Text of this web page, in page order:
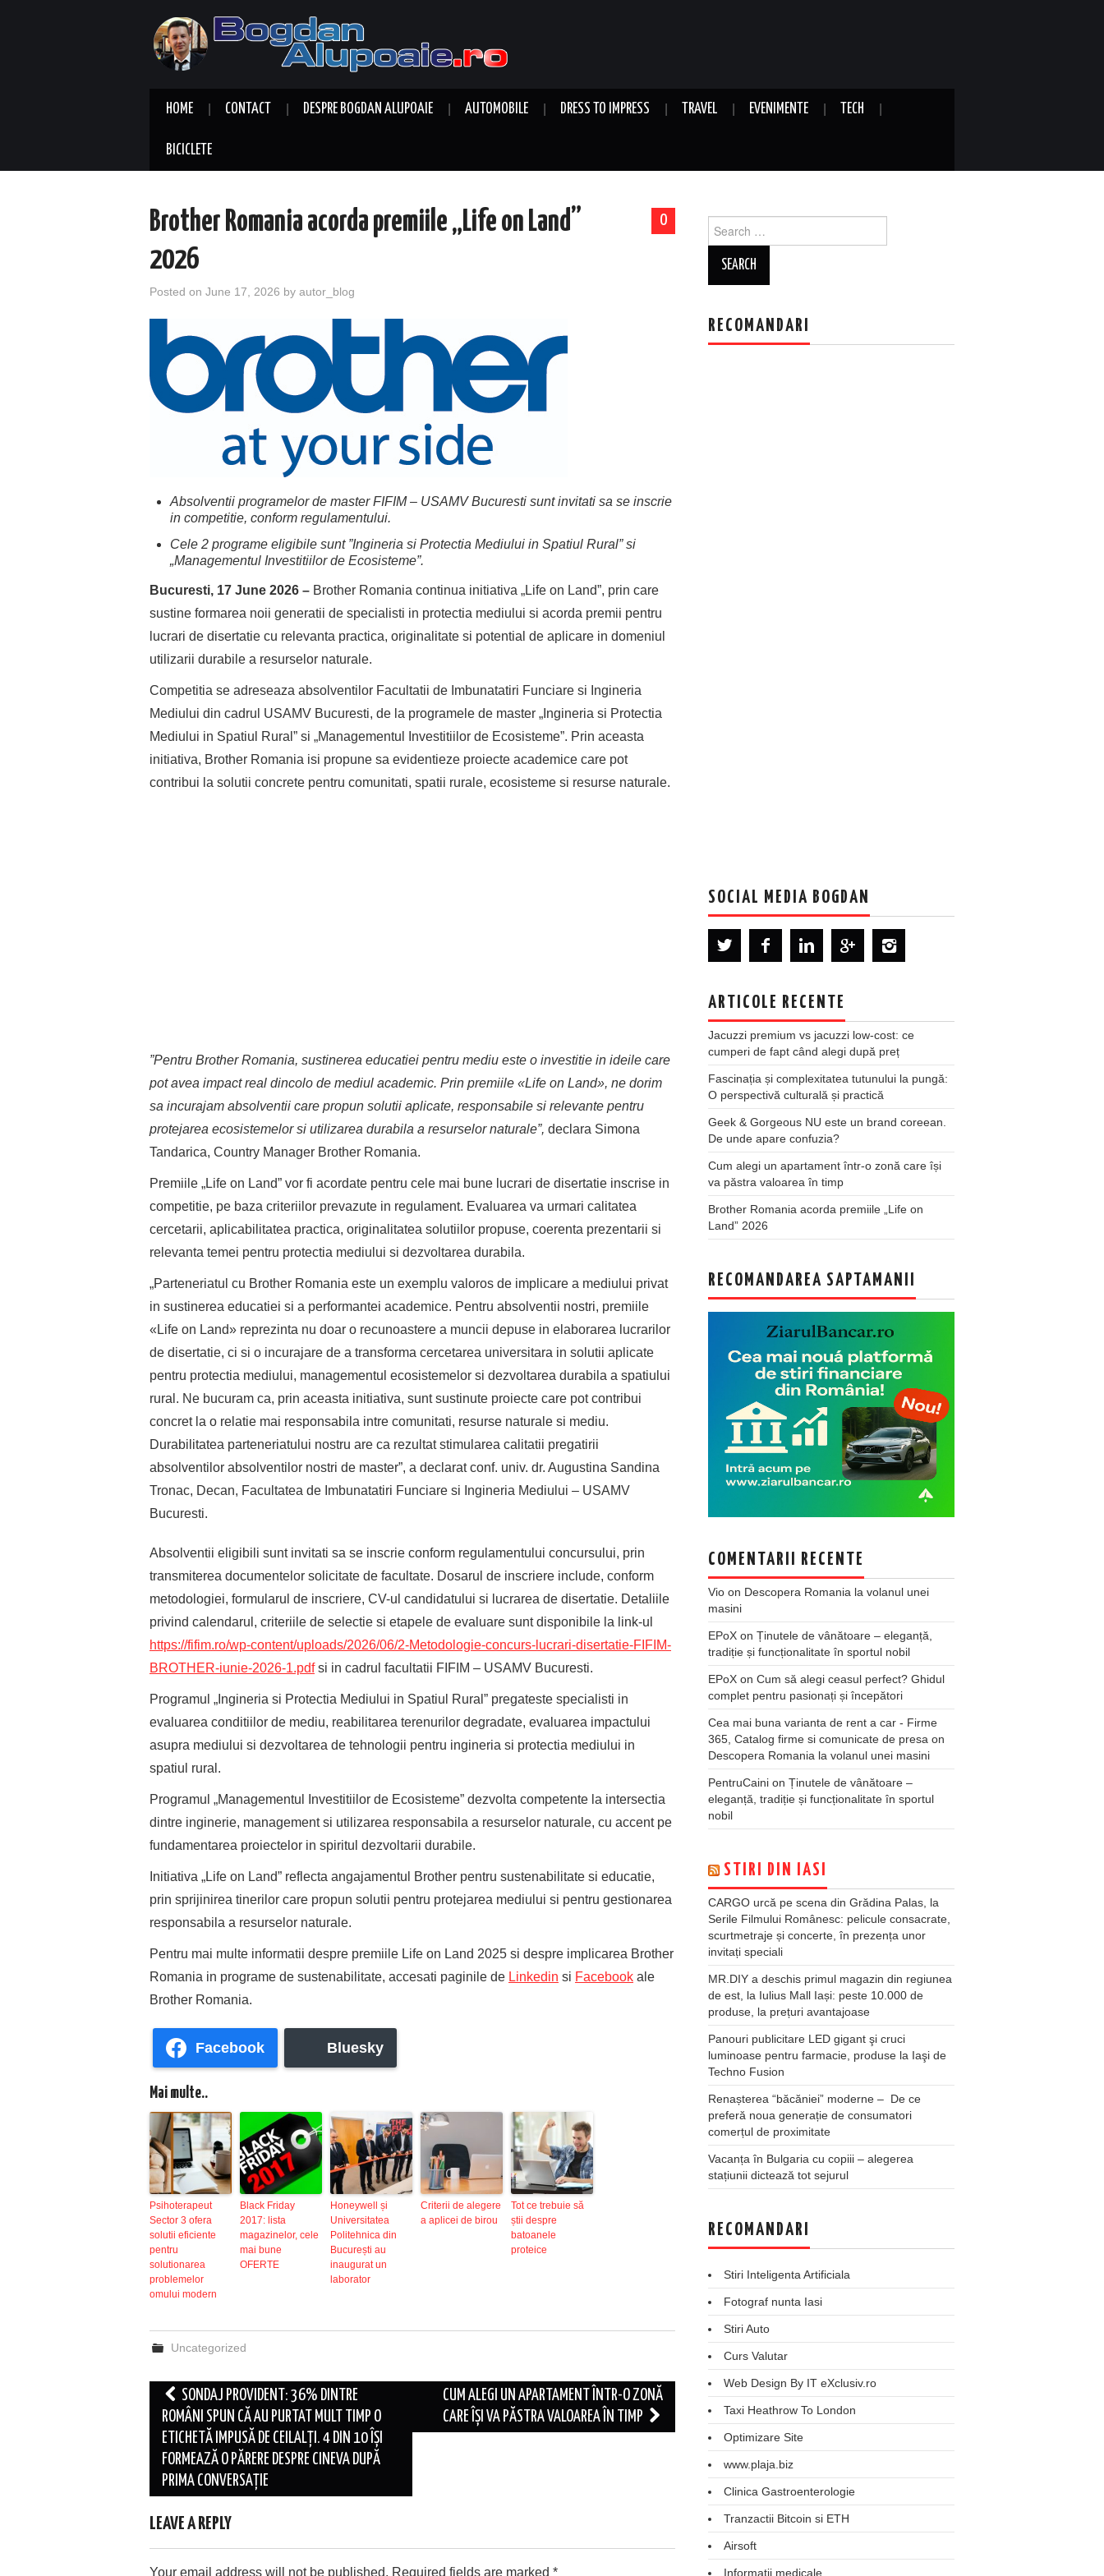
HOME CONTACT DESPRE BOGDAN ALUPOAIE AUTOMOBILE DRESS TO IMPRESS TRAVEL EVENIMENTE TECH
BICICLETE
0
Brother Romania acorda premiile „Life on Land”
2026
Posted on June 17, 2026 by autor_blog
Absolventii programelor de master FIFIM – USAMV Bucuresti sunt invitati sa se inscrie
in competitie, conform regulamentului.
Cele 2 programe eligibile sunt ”Ingineria si Protectia Mediului in Spatiul Rural” si
„Managementul Investitiilor de Ecosisteme”.
Bucuresti, 17 June 2026 – Brother Romania continua initiativa „Life on Land”, prin care
sustine formarea noii generatii de specialisti in protectia mediului si acorda premii pentru
lucrari de disertatie cu relevanta practica, originalitate si potential de aplicare in domeniul
utilizarii durabile a resurselor naturale.
Competitia se adreseaza absolventilor Facultatii de Imbunatatiri Funciare si Ingineria
Mediului din cadrul USAMV Bucuresti, de la programele de master „Ingineria si Protectia
Mediului in Spatiul Rural” si „Managementul Investitiilor de Ecosisteme”. Prin aceasta
initiativa, Brother Romania isi propune sa evidentieze proiecte academice care pot
contribui la solutii concrete pentru comunitati, spatii rurale, ecosisteme si resurse naturale.
”Pentru Brother Romania, sustinerea educatiei pentru mediu este o investitie in ideile care
pot avea impact real dincolo de mediul academic. Prin premiile «Life on Land», ne dorim
sa incurajam absolventii care propun solutii aplicate, responsabile si relevante pentru
protejarea ecosistemelor si utilizarea durabila a resurselor naturale”, declara Simona
Tandarica, Country Manager Brother Romania.
Premiile „Life on Land” vor fi acordate pentru cele mai bune lucrari de disertatie inscrise in
competitie, pe baza criteriilor prevazute in regulament. Evaluarea va urmari calitatea
cercetarii, aplicabilitatea practica, originalitatea solutiilor propuse, coerenta prezentarii si
relevanta temei pentru protectia mediului si dezvoltarea durabila.
„Parteneriatul cu Brother Romania este un exemplu valoros de implicare a mediului privat
in sustinerea educatiei si a performantei academice. Pentru absolventii nostri, premiile
«Life on Land» reprezinta nu doar o recunoastere a muncii depuse in elaborarea lucrarilor
de disertatie, ci si o incurajare de a transforma cercetarea universitara in solutii aplicate
pentru protectia mediului, managementul ecosistemelor si dezvoltarea durabila a spatiului
rural. Ne bucuram ca, prin aceasta initiativa, sunt sustinute proiecte care pot contribui
concret la o relatie mai responsabila intre comunitati, resurse naturale si mediu.
Durabilitatea parteneriatului nostru are ca rezultat stimularea calitatii pregatirii
absolventilor absolventilor nostri de master”, a declarat conf. univ. dr. Augustina Sandina
Tronac, Decan, Facultatea de Imbunatatiri Funciare si Ingineria Mediului – USAMV
Bucuresti.
Absolventii eligibili sunt invitati sa se inscrie conform regulamentului concursului, prin
transmiterea documentelor solicitate de facultate. Dosarul de inscriere include, conform
metodologiei, formularul de inscriere, CV-ul candidatului si lucrarea de disertatie. Detaliile
privind calendarul, criteriile de selectie si etapele de evaluare sunt disponibile la link-ul
https://fifim.ro/wp-content/uploads/2026/06/2-Metodologie-concurs-lucrari-disertatie-FIFIM-
BROTHER-iunie-2026-1.pdfsi in cadrul facultatii FIFIM – USAMV Bucuresti.
Programul „Ingineria si Protectia Mediului in Spatiul Rural” pregateste specialisti in
evaluarea conditiilor de mediu, reabilitarea terenurilor degradate, evaluarea impactului
asupra mediului si dezvoltarea de tehnologii pentru ingineria si protectia mediului in
spatiul rural.
Programul „Managementul Investitiilor de Ecosisteme” dezvolta competente la intersectia
dintre inginerie, management si utilizarea responsabila a resurselor naturale, cu accent pe
fundamentarea proiectelor in spiritul dezvoltarii durabile.
Initiativa „Life on Land” reflecta angajamentul Brother pentru sustenabilitate si educatie,
prin sprijinirea tinerilor care propun solutii pentru protejarea mediului si pentru gestionarea
responsabila a resurselor naturale.
Pentru mai multe informatii despre premiile Life on Land 2025 si despre implicarea Brother
Romania in programe de sustenabilitate, accesati paginile de Linkedin si Facebook ale
Brother Romania.
Facebook Bluesky
Mai multe..
Psihoterapeut
Sector 3 ofera
solutii eficiente
pentru
solutionarea
problemelor
omului modern
Black Friday
2017: lista
magazinelor, cele
mai bune
OFERTE
Honeywell și
Universitatea
Politehnica din
București au
inaugurat un
laborator
Criterii de alegere
a aplicei de birou
Tot ce trebuie să
știi despre
batoanele
proteice
Uncategorized
Post
navigation
SONDAJ PROVIDENT: 36% DINTRE
ROMÂNI SPUN CĂ AU PURTAT MULT TIMP O
ETICHETĂ IMPUSĂ DE CEILALȚI. 4 DIN 10 ÎȘI
FORMEAZĂ O PĂRERE DESPRE CINEVA DUPĂ
PRIMA CONVERSAȚIE
CUM ALEGI UN APARTAMENT ÎNTR-O ZONĂ
CARE ÎȘI VA PĂSTRA VALOAREA ÎN TIMP
LEAVE A REPLY
Your email address will not be published. Required fields are marked *
for:
RECOMANDARI
SOCIAL MEDIA BOGDAN
ARTICOLE RECENTE
Jacuzzi premium vs jacuzzi low-cost: ce
cumperi de fapt când alegi după preț
Fascinația și complexitatea tutunului la pungă:
O perspectivă culturală și practică
Geek & Gorgeous NU este un brand coreean.
De unde apare confuzia?
Cum alegi un apartament într-o zonă care își
va păstra valoarea în timp
Brother Romania acorda premiile „Life on
Land” 2026
RECOMANDAREA SAPTAMANII
COMENTARII RECENTE
Vio on Descopera Romania la volanul unei
masini
EPoX on Ținutele de vânătoare – eleganță,
tradiție și funcționalitate în sportul nobil
EPoX on Cum să alegi ceasul perfect? Ghidul
complet pentru pasionați și începători
Cea mai buna varianta de rent a car - Firme
365, Catalog firme si comunicate de presa on
Descopera Romania la volanul unei masini
PentruCaini on Ținutele de vânătoare –
eleganță, tradiție și funcționalitate în sportul
nobil
STIRI DIN IASI
CARGO urcă pe scena din Grădina Palas, la
Serile Filmului Românesc: pelicule consacrate,
scurtmetraje și concerte, în prezența unor
invitați speciali
MR.DIY a deschis primul magazin din regiunea
de est, la Iulius Mall Iași: peste 10.000 de
produse, la prețuri avantajoase
Panouri publicitare LED gigant şi cruci
luminoase pentru farmacie, produse la Iaşi de
Techno Fusion
Renașterea “băcăniei” moderne – De ce
preferă noua generație de consumatori
comerțul de proximitate
Vacanța în Bulgaria cu copiii – alegerea
stațiunii dictează tot sejurul
RECOMANDARI
Stiri Inteligenta Artificiala
Fotograf nunta Iasi
Stiri Auto
Curs Valutar
Web Design By IT eXclusiv.ro
Taxi Heathrow To London
Optimizare Site
www.plaja.biz
Clinica Gastroenterologie
Tranzactii Bitcoin si ETH
Airsoft
Informatii medicale